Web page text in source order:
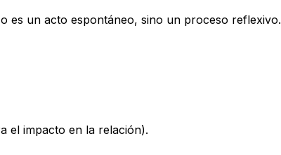
es un acto espontáneo, sino un proceso reflexivo.
el impacto en la relación).